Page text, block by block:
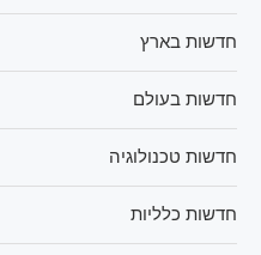
חדשות בארץ
חדשות בעולם
חדשות טכנולוגיה
חדשות כלליות